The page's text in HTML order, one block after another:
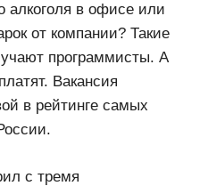
алкоголя в офисе или
от компании? Такие
программисты. А
Вакансия
в рейтинге самых
с тремя